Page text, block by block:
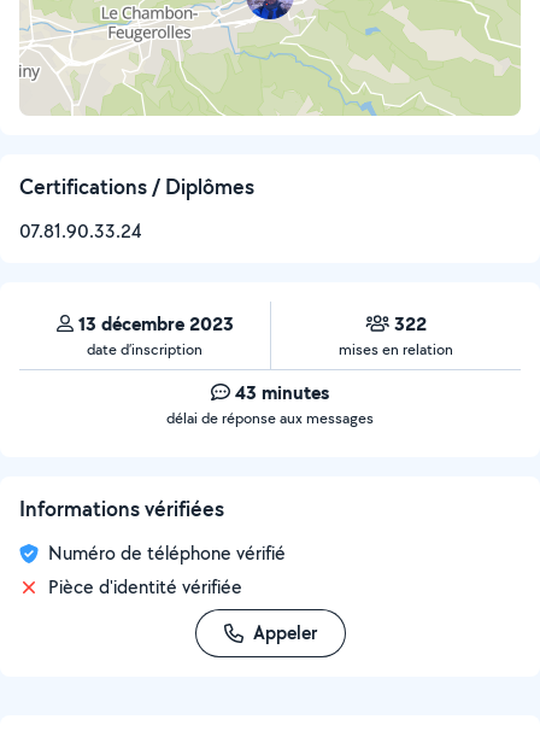
Certifications / Diplômes
07.81.90.33.24
13 décembre 2023
date d’inscription
322
mises en relation
43 minutes
délai de réponse aux messages
Informations vérifiées
Numéro de téléphone vérifié
Pièce d'identité vérifiée
Appeler